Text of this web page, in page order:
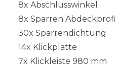
8x Abschlusswinkel
8x Sparren Abdeckprofil
30x Sparrendichtung
14x Klickplatte
7x Klickleiste 980 mm